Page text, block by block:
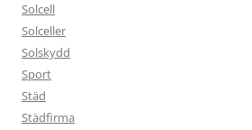
Solcell
Solceller
Solskydd
Sport
Städ
Städfirma